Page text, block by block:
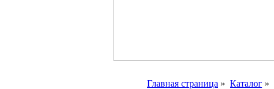
Главная страница » Каталог »